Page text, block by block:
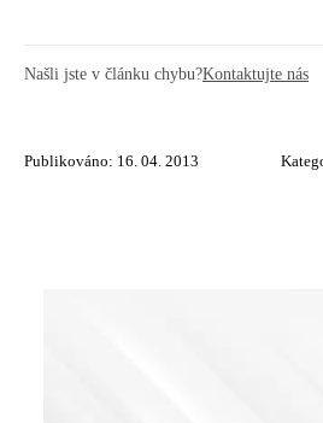
Našli jste v článku chybu?Kontaktujte nás
Publikováno: 16. 04. 2013